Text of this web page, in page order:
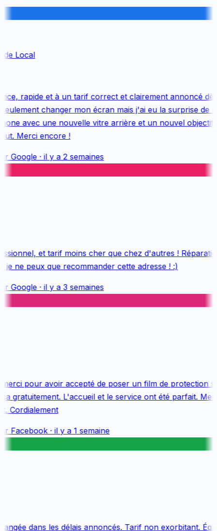
Local
rapide et à un tarif correct et clairement annoncé dès
changer mon écran mais j'ai eu la surprise de
avec une nouvelle vitre arrière et un nouvel objectif,
Merci encore !
Google· il y a 2 semaines
et tarif moins cher que chez d'autres !
ne peux que recommander cette adresse ! :)
Google· il y a 3 semaines
pour avoir accepté de poser un film de protection
gratuitement. L'accueil et le service ont été parfait.
Cordialement
Facebook· il y a 1 semaine
dans les délais annoncés. Tarif non exorbitant.